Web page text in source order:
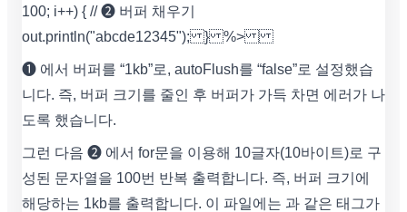
100; i++) { // ❷ 버퍼 채우기
out.println("abcde12345"); } %>
❶ 에서 버퍼를 “1kb”로, autoFlush를 “false”로 설정했습
니다. 즉, 버퍼 크기를 줄인 후 버퍼가 가득 차면 에러가 나
도록 했습니다.
그런 다음 ❷ 에서 for문을 이용해 10글자(10바이트)로 구
성된 문자열을 100번 반복 출력합니다. 즉, 버퍼 크기에
해당하는 1kb를 출력합니다. 이 파일에는 과 같은 태그가